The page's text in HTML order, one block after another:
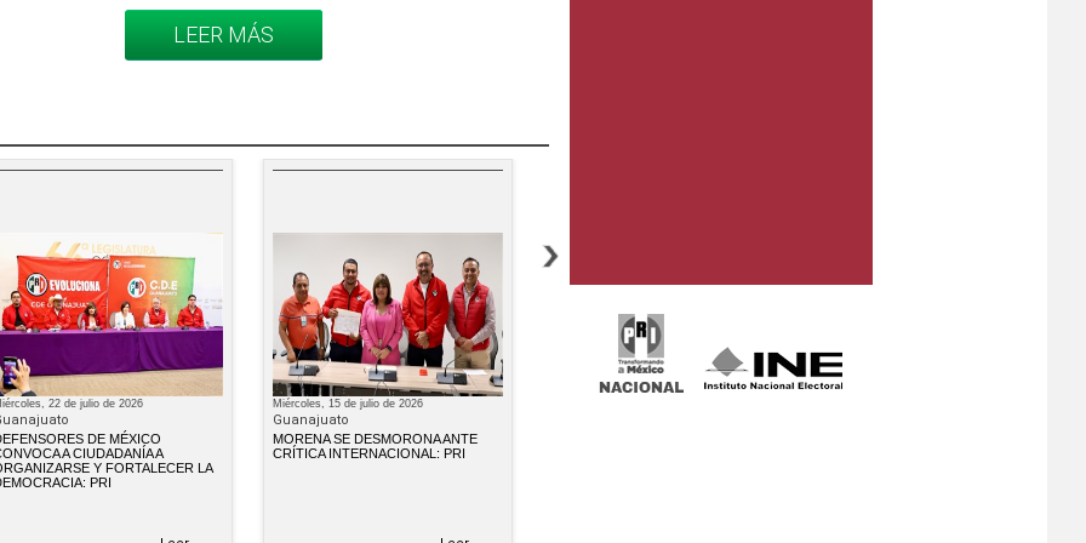
LEER MÁS
22 de julio de 2026
DE MÉXICO
A CIUDADANÍA A
Y FORTALECER LA
PRI
Miércoles, 15 de julio de 2026
Guanajuato
MORENA SE DESMORONA ANTE
CRÍTICA INTERNACIONAL: PRI